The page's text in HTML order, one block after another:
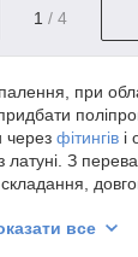
1 / 4
при
через фітингів і
латуні. З
складання,
металу.
все